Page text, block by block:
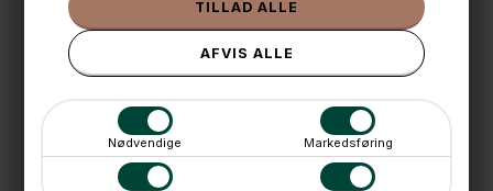
Nødvendige Markedsføring
Husk at Lake Sættekasser i egetræ er et naturprodukt og
håndlavet. De er i en rå og rustik stil. Farveforskel i træet,
ujævnheder, små mærker, ridser, knaster og åreaftegning
er naturligt forekommende
🕚 Bestil inden 11 & vi sender samme dag på hverdage
🧺 Kan du lægge varen i kurven, er den på lager